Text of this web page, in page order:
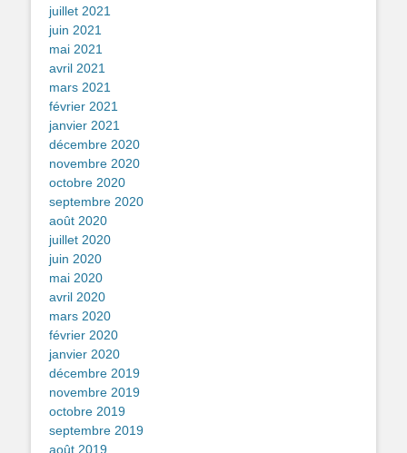
juillet 2021
juin 2021
mai 2021
avril 2021
mars 2021
février 2021
janvier 2021
décembre 2020
novembre 2020
octobre 2020
septembre 2020
août 2020
juillet 2020
juin 2020
mai 2020
avril 2020
mars 2020
février 2020
janvier 2020
décembre 2019
novembre 2019
octobre 2019
septembre 2019
août 2019